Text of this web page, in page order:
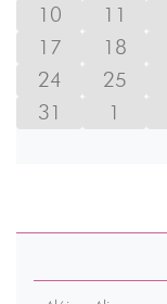
10
11
17
18
24
25
31
1